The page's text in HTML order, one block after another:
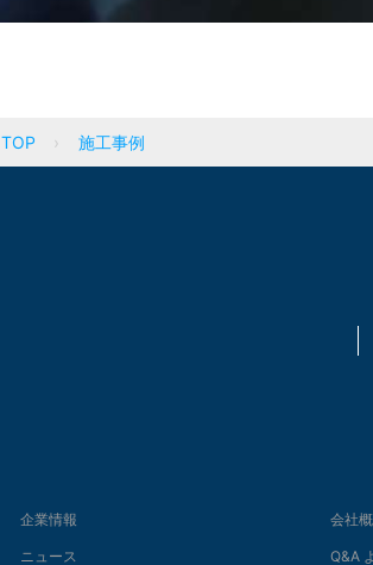
TOP 施工事例
企業情報 会社
ニュース Q&A